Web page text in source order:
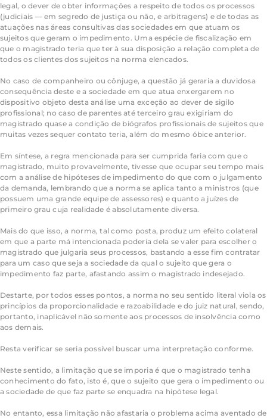
legal, o dever de obter informações a respeito de todos os processos
(judiciais — em segredo de justiça ou não, e arbitragens) e de todas as
atuações nas áreas consultivas das sociedades em que atuam os
sujeitos que geram o impedimento. Uma espécie de fiscalização em
que o magistrado teria que ter à sua disposição a relação completa de
todos os clientes dos sujeitos na norma elencados.
No caso de companheiro ou cônjuge, a questão já geraria a duvidosa
consequência deste e a sociedade em que atua enxergarem no
dispositivo objeto desta análise uma exceção ao dever de sigilo
profissional; no caso de parentes até terceiro grau exigiriam do
magistrado quase a condição de biógrafos profissionais de sujeitos que
muitas vezes sequer contato teria, além do mesmo óbice anterior.
Em síntese, a regra mencionada para ser cumprida faria com que o
magistrado, muito provavelmente, tivesse que ocupar seu tempo mais
com a análise de hipóteses de impedimento do que com o julgamento
da demanda, lembrando que a norma se aplica tanto a ministros (que
possuem uma grande equipe de assessores) e quanto a juízes de
primeiro grau cuja realidade é absolutamente diversa.
Mais do que isso, a norma, tal como posta, produz um efeito colateral
em que a parte má intencionada poderia dela se valer para escolher o
magistrado que julgaria seus processos, bastando a esse fim contratar
para um caso que seja a sociedade da qual o sujeito que gera o
impedimento faz parte, afastando assim o magistrado indesejado.
Destarte, por todos esses pontos, a norma no seu sentido literal viola os
princípios da proporcionalidade e razoabilidade e do juiz natural, sendo,
portanto, inaplicável não somente aos processos de insolvência como
aos demais.
Resta verificar se seria possível buscar uma interpretação conforme.
Neste sentido, a limitação que se imporia é que o magistrado tenha
conhecimento do fato, isto é, que o sujeito que gera o impedimento ou
a sociedade de que faz parte se enquadra na hipótese legal.
No entanto, essa limitação não afastaria o problema acima aventado de